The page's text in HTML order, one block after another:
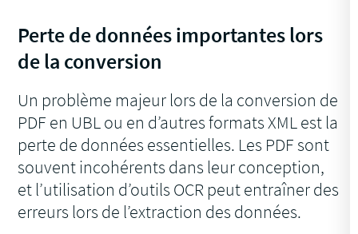
Perte de données importantes lors
de la conversion
Un problème majeur lors de la conversion de
PDF en UBL ou en d’autres formats XML est la
perte de données essentielles. Les PDF sont
souvent incohérents dans leur conception,
et l’utilisation d’outils OCR peut entraîner des
erreurs lors de l’extraction des données.